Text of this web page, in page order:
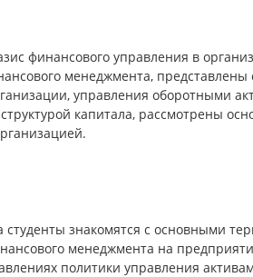
финансового управления в
менеджмента,
управления оборотными
капитала, рассмотрены
студенты знакомятся с основными
менеджмента на
политики управления